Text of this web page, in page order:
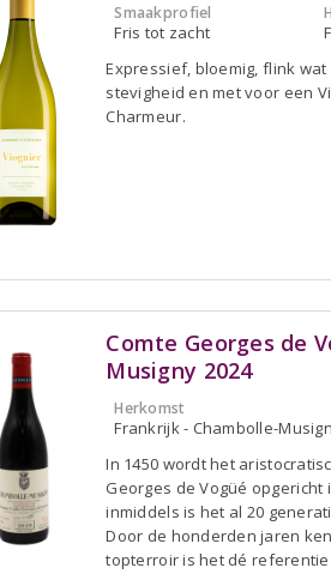
Smaakprofiel
Fris tot zacht
Expressief, bloemig, flink
stevigheid en met voor een
Charmeur.
Comte Georges de
Musigny 2024
Herkomst
Frankrijk - Chambolle-
In 1450 wordt het
Georges de Vogüé opgericht
inmiddels is het al 20
Door de honderden jaren
topterroir is het dé